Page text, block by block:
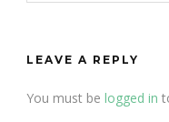
LEAVE A REPLY
You must be logged in